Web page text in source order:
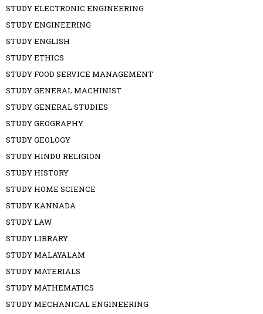
STUDY ELECTRONIC ENGINEERING
STUDY ENGINEERING
STUDY ENGLISH
STUDY ETHICS
STUDY FOOD SERVICE MANAGEMENT
STUDY GENERAL MACHINIST
STUDY GENERAL STUDIES
STUDY GEOGRAPHY
STUDY GEOLOGY
STUDY HINDU RELIGION
STUDY HISTORY
STUDY HOME SCIENCE
STUDY KANNADA
STUDY LAW
STUDY LIBRARY
STUDY MALAYALAM
STUDY MATERIALS
STUDY MATHEMATICS
STUDY MECHANICAL ENGINEERING